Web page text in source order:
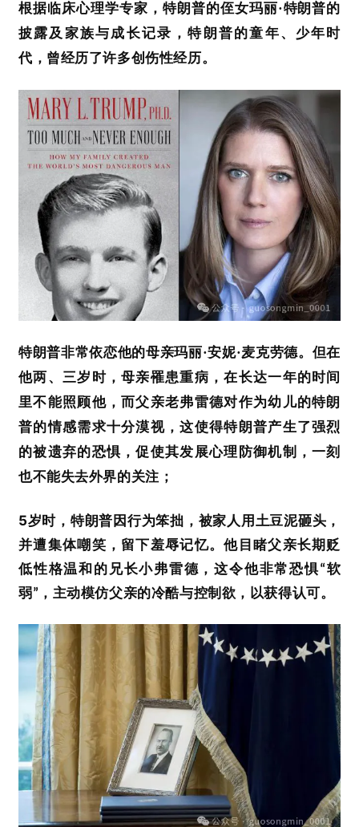
更
多
面
根据临床心理学专家，特朗普的侄女玛丽·特朗普的
披露及家族与成长记录，特朗普的童年、少年时
代，曾经历了许多创伤性经历。
特朗普非常依恋他的母亲玛丽·安妮·麦克劳德。但在
他两、三岁时，母亲罹患重病 ，在长达一年的时间
里不能照顾他，而父亲老弗雷德对作为幼儿的特朗
普的情感需求十分漠视，这使得特朗普产生了强烈
的被遗弃的恐惧 ，促使其发展心理 防御机制
，一刻
也不能失去外界的关注；
5岁时 ，特朗普因行为笨拙， 被家人用土豆泥砸头 ，
并遭集体嘲笑，留下羞辱记忆。他 目睹父亲长期贬
低性格温和的兄长小弗雷德，这令他非常恐惧“软
弱” ，主动模仿父亲的冷酷与控制欲 ， 以获得认可。